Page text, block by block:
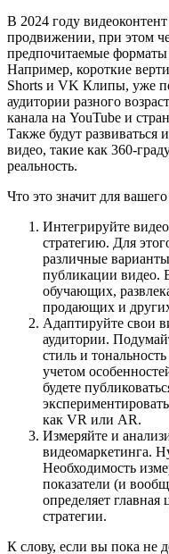
В 2024 году
продвижении, при этом
предпочитаемые
Например, короткие
Shorts и VK Клипы, уже
аудитории разного
канала на YouTube и
Также будут
видео, такие как 360-
реальность.
Что это значит для
Интегрируйте
стратегию. Для
различные
публикации видео.
обучающих,
продающих и
Адаптируйте свои
аудитории.
стиль и
учетом
будете
как VR или AR.
Измеряйте и
видеомаркетинга.
Необходимость
показатели (и
определяет
стратегии.
К слову, если вы пока не